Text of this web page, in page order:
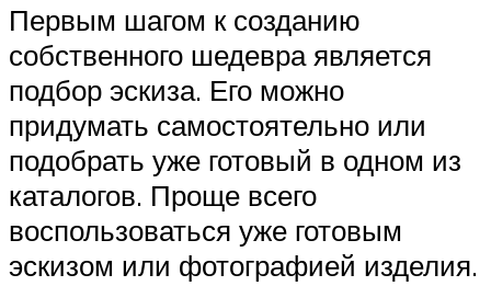
Первым шагом к созданию
собственного шедевра является
подбор эскиза. Его можно
придумать самостоятельно или
подобрать уже готовый в одном из
каталогов. Проще всего
воспользоваться уже готовым
эскизом или фотографией изделия.